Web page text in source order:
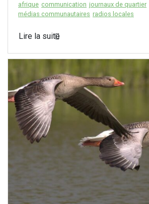
afrique communication journaux de quartier
médias communautaires radios locales
Lire la suite